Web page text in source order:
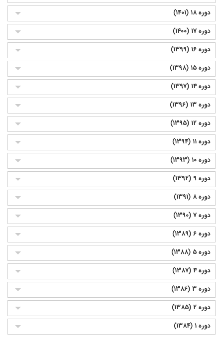
دوره 18 (1401)
دوره 17 (1400)
دوره 16 (1399)
دوره 15 (1398)
دوره 14 (1397)
دوره 13 (1396)
دوره 12 (1395)
دوره 11 (1394)
دوره 10 (1393)
دوره 9 (1392)
دوره 8 (1391)
دوره 7 (1390)
دوره 6 (1389)
دوره 5 (1388)
دوره 4 (1387)
دوره 3 (1386)
دوره 2 (1385)
دوره 1 (1384)